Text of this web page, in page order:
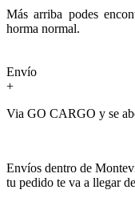
Más arriba podes
horma normal.
Envío
+
Via GO CARGO y se
Envíos dentro de
tu pedido te va a llegar